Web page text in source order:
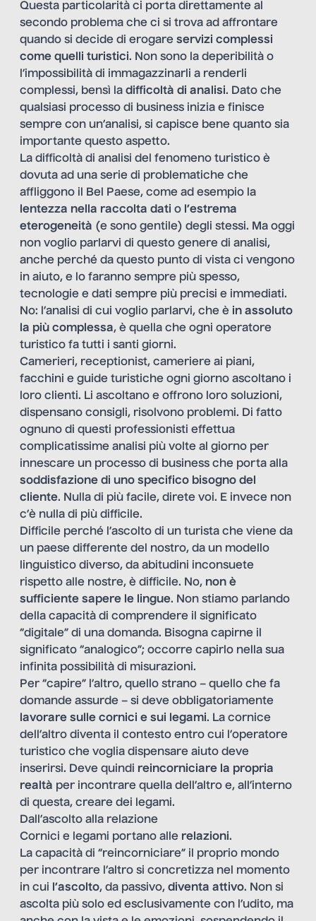
Questa particolarità ci porta direttamente al
secondo problema che ci si trova ad affrontare
quando si decide di erogare servizi complessi
come quelli turistici. Non sono la deperibilità o
l’impossibilità di immagazzinarli a renderli
complessi, bensì la difficoltà di analisi. Dato che
qualsiasi processo di business inizia e finisce
sempre con un’analisi, si capisce bene quanto sia
importante questo aspetto.
La difficoltà di analisi del fenomeno turistico è
dovuta ad una serie di problematiche che
affliggono il Bel Paese, come ad esempio la
lentezza nella raccolta dati o l’estrema
eterogeneità (e sono gentile) degli stessi. Ma oggi
non voglio parlarvi di questo genere di analisi,
anche perché da questo punto di vista ci vengono
in aiuto, e lo faranno sempre più spesso,
tecnologie e dati sempre più precisi e immediati.
No: l’analisi di cui voglio parlarvi, che è in assoluto
la più complessa, è quella che ogni operatore
turistico fa tutti i santi giorni.
Camerieri, receptionist, cameriere ai piani,
facchini e guide turistiche ogni giorno ascoltano i
loro clienti. Li ascoltano e offrono loro soluzioni,
dispensano consigli, risolvono problemi. Di fatto
ognuno di questi professionisti effettua
complicatissime analisi più volte al giorno per
innescare un processo di business che porta alla
soddisfazione di uno specifico bisogno del
cliente. Nulla di più facile, direte voi. E invece non
c’è nulla di più difficile.
Difficile perché l’ascolto di un turista che viene da
un paese differente del nostro, da un modello
linguistico diverso, da abitudini inconsuete
rispetto alle nostre, è difficile. No, non è
sufficiente sapere le lingue. Non stiamo parlando
della capacità di comprendere il significato
“digitale” di una domanda. Bisogna capirne il
significato “analogico”; occorre capirlo nella sua
infinita possibilità di misurazioni.
Per “capire” l’altro, quello strano – quello che fa
domande assurde – si deve obbligatoriamente
lavorare sulle cornici e sui legami. La cornice
dell’altro diventa il contesto entro cui l’operatore
turistico che voglia dispensare aiuto deve
inserirsi. Deve quindi reincorniciare la propria
realtà per incontrare quella dell’altro e, all’interno
di questa, creare dei legami.
Dall’ascolto alla relazione
Cornici e legami portano alle relazioni.
La capacità di “reincorniciare” il proprio mondo
per incontrare l’altro si concretizza nel momento
in cui l’ascolto, da passivo, diventa attivo. Non si
ascolta più solo ed esclusivamente con l’udito, ma